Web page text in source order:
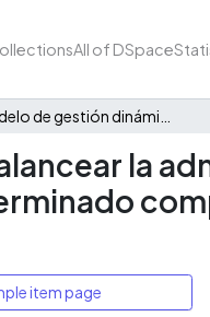
All of DSpace
la
item page